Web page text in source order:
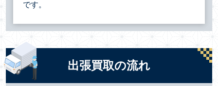
です。
出張買取の流れ